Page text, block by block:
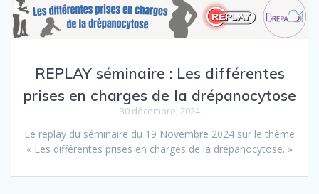
REPLAY séminaire : Les différentes
prises en charges de la drépanocytose
30 décembre, 2024
Le replay du séminaire du 19 Novembre 2024 sur le thème
« Les différentes prises en charges de la drépanocytose. »